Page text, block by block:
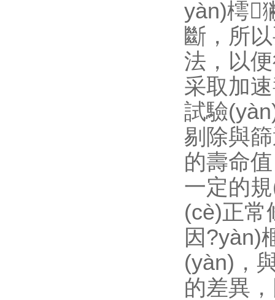
yàn)樗
斷
法，以便
采取加
試驗
剔除與篩
的壽命
一定的規
(cè)正常
因?yàn)
的差異